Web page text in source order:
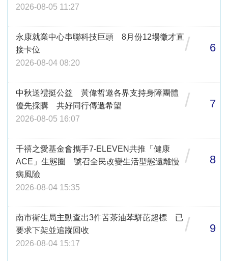
2026-08-05 11:27
永康就業中心串聯科技巨頭 8月份12場徵才直
接卡位
2026-08-04 08:20
/ 6
中秋送禮挺公益 黃偉哲邀各界支持身障團體
優先採購 共好同行傳遞希望
2026-08-05 16:07
/ 7
千禧之愛基金會攜手7-ELEVEN共推「健康
ACE」生態圈 號召全民改變生活型態遠離慢
病風險
2026-08-04 15:35
/ 8
南市衛生局主動查出3件苦茶油苯駢芘超標 已
要求下架並追蹤回收
2026-08-04 15:17
/ 9